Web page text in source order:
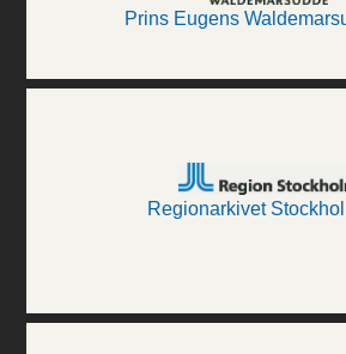
Prins Eugens
Regionarkivet